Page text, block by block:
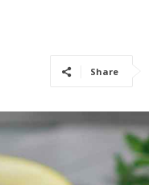
Share